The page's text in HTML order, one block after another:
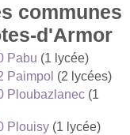
communes
d'Armor
Pabu (1 lycée)
Paimpol (2 lycées)
Ploubazlanec (1
Plouisy (1 lycée)